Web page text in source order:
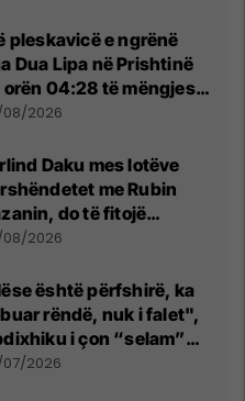
pleskavicë e ngrënë
Dua Lipa në Prishtinë
orën 04:28 të mëngjesit
bota digjitale serbe
2026
Daku mes lotëve
me Rubin
do të fitojë
te Spartak Moska
2026
është përfshirë, ka
rëndë, nuk i falet",
i çon “selam”
Ramës
2026